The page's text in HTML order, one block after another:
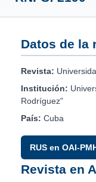
Datos de la
Revista:
Institución:
Rodríguez”
País: Cuba
RUS en OAI-
Revista en